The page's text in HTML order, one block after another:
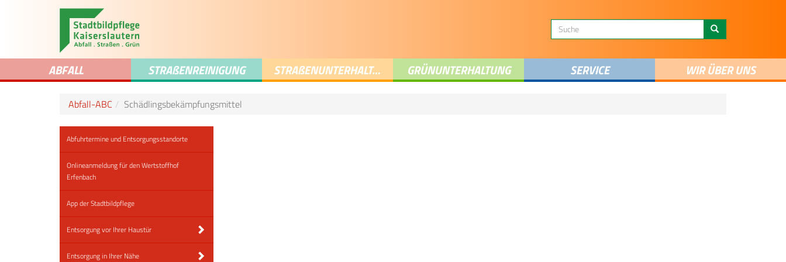
ABFALL STRAßENREINIGUNG STRAßENUNTERHALTUNG GRÜNUNTERHALTUNG SERVICE WIR ÜBER UNS
Abfall-ABC Schädlingsbekämpfungsmittel
Abfuhrtermine und Entsorgungsstandorte
Onlineanmeldung für den Wertstoffhof
Erfenbach
App der Stadtbildpflege
Entsorgung vor Ihrer Haustür
Entsorgung in Ihrer Nähe